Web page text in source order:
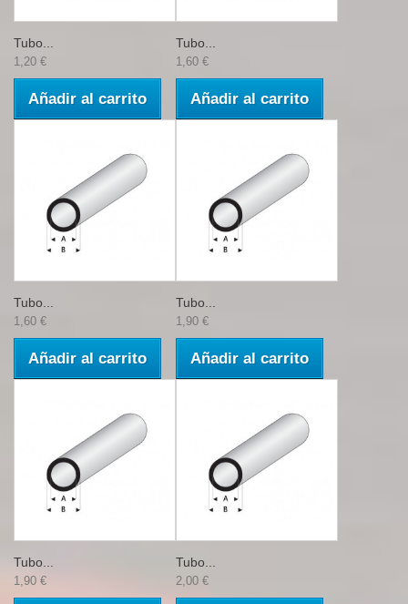
Tubo...
1,20 €
Añadir al carrito
Tubo...
1,60 €
Añadir al carrito
Tubo...
1,60 €
Añadir al carrito
Tubo...
1,90 €
Añadir al carrito
Tubo...
1,90 €
Tubo...
2,00 €